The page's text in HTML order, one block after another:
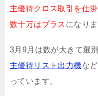
主優待クロス取引を仕
数十万はプラス になりま
3月9月は数が大きて選
主優待リスト出力機な
っています。